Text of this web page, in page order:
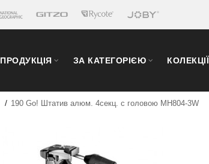
ПРОДУКЦІЯ ЗА КАТЕГОРІЄЮ КОЛЕКЦІЇ
190 Go! Штатив алюм. 4секц. c головою MH804-3W